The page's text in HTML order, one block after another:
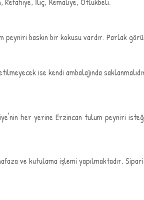
baskın bir kokusu vardır. Parlak
ise kendi ambalajında
her yerine Erzincan tulum peyniri
ve kutulama işlemi yapılmaktadır.